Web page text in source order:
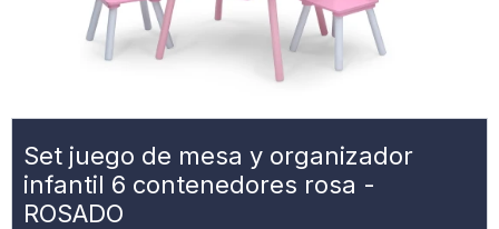
Set juego de mesa y organizador
infantil 6 contenedores rosa -
ROSADO